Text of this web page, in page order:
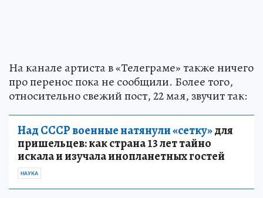
На канале артиста в «Телеграме» также ничего
про перенос пока не сообщили. Более того,
относительно свежий пост, 22 мая, звучит так:
Над СССР военные натянули «сетку»для
пришельцев: как страна 13 лет тайно
искала и изучала инопланетных гостей
НАУКА